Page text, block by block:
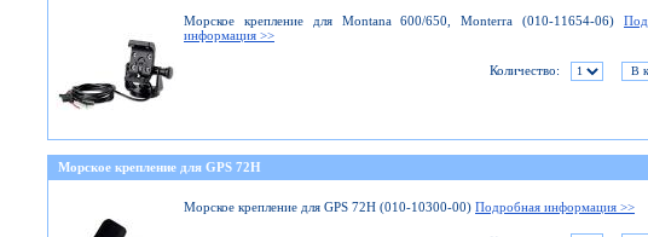
Морское крепление для Montana 600/650, Monterra (010-11654-06)
информация >>
Количество:
Морское крепление для GPS 72H
Морское крепление для GPS 72H (010-10300-00) Подробная информация >>